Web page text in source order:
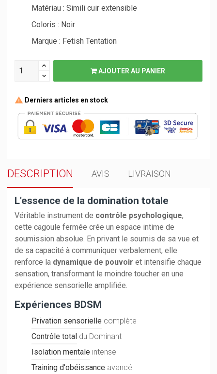
Matériau : Simili cuir extensible
Coloris : Noir
Marque : Fetish Tentation
AJOUTER AU PANIER
Derniers articles en stock
DESCRIPTION AVIS LIVRAISON
L'essence de la domination totale
Véritable instrument de contrôle psychologique,
cette cagoule fermée crée un espace intime de
soumission absolue. En privant le soumis de sa vue et
de sa capacité à communiquer verbalement, elle
renforce la dynamique de pouvoir et intensifie chaque
sensation, transformant le moindre toucher en une
expérience sensorielle amplifiée.
Expériences BDSM
Privation sensorielle complète
Contrôle total du Dominant
Isolation mentale intense
Training d'obéissance avancé